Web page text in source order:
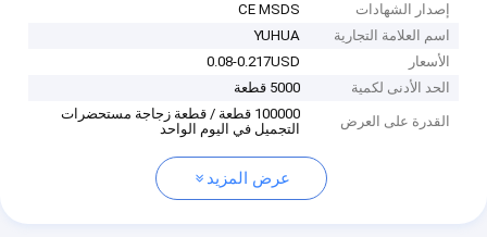
إصدار الشهادات
CE MSDS
اسم العلامة التجارية
YUHUA
الأسعار
0.08-0.217USD
الحد الأدنى لكمية
5000 قطعة
القدرة على العرض
100000 قطعة / قطعة زجاجة مستحضرات
التجميل في اليوم الواحد
عرض المزيد